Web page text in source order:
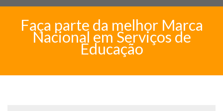
Faça parte da melhor Marca
Nacional em Serviços de
Educação